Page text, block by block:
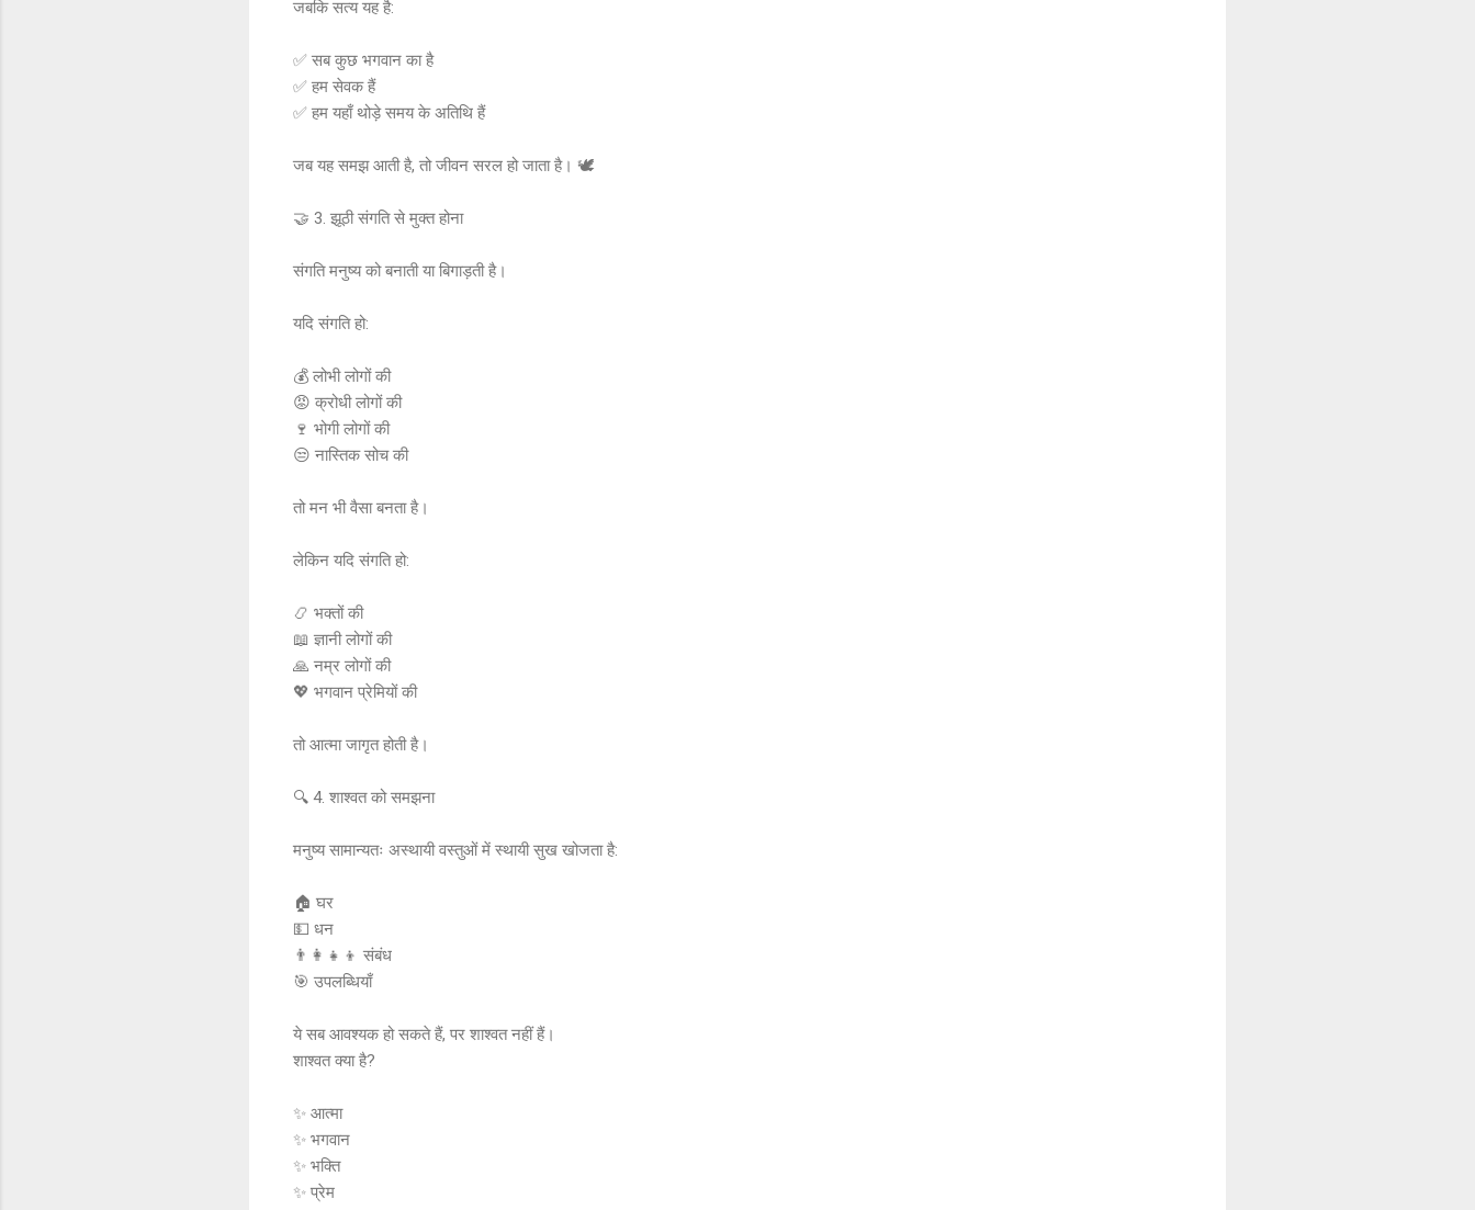
जबकि सत्य यह है:
✅ सब कुछ भगवान का है
✅ हम सेवक हैं
✅ हम यहाँ थोड़े समय के अतिथि हैं
जब यह समझ आती है, तो जीवन सरल हो जाता है। 🕊️
🤝 3. झूठी संगति से मुक्त होना
संगति मनुष्य को बनाती या बिगाड़ती है।
यदि संगति हो:
💰 लोभी लोगों की
😡 क्रोधी लोगों की
🍷 भोगी लोगों की
😒 नास्तिक सोच की
तो मन भी वैसा बनता है।
लेकिन यदि संगति हो:
📿 भक्तों की
📖 ज्ञानी लोगों की
🙏 नम्र लोगों की
💖 भगवान प्रेमियों की
तो आत्मा जागृत होती है।
🔍 4. शाश्वत को समझना
मनुष्य सामान्यतः अस्थायी वस्तुओं में स्थायी सुख खोजता है:
🏠 घर
💵 धन
👨‍👩‍👧‍👦 संबंध
🎯 उपलब्धियाँ
ये सब आवश्यक हो सकते हैं, पर शाश्वत नहीं हैं।
शाश्वत क्या है?
✨ आत्मा
✨ भगवान
✨ भक्ति
✨ प्रेम